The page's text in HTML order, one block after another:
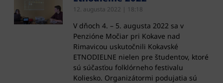
12. augusta 2022 18:18
V dňoch 4. – 5. augusta 2022 sa v
Penzióne Močiar pri Kokave nad
Rimavicou uskutočnili Kokavské
ETNODIELNE nielen pre študentov, ktoré
sú súčasťou folklórneho festivalu
Koliesko. Organizátormi podujatia sú